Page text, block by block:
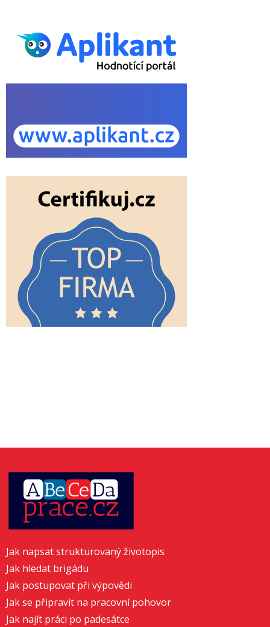
Jak napsat strukturovaný životopis
Jak hledat brigádu
Jak postupovat při výpovědi
Jak se připravit na pracovní pohovor
Jak najít práci po padesátce